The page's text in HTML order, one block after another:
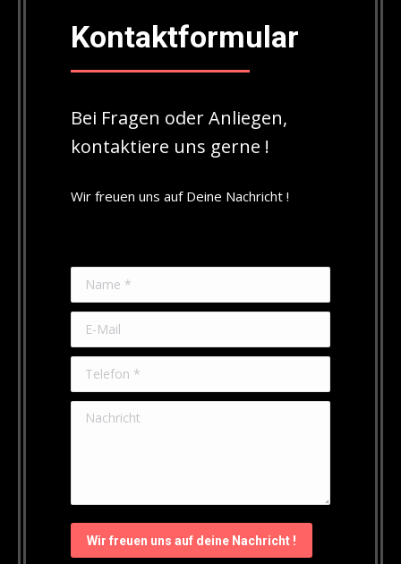
Kontaktformular
Bei Fragen oder Anliegen,
kontaktiere uns gerne !
Wir freuen uns auf Deine Nachricht !
Name *
E-Mail
Telefon *
Nachricht
Wir freuen uns auf deine Nachricht !